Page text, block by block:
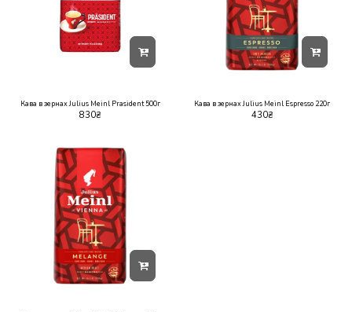
Кава в зернах Julius Meinl Prasident 500г
830₴
Кава в зернах Julius Meinl Espresso 220г
430₴